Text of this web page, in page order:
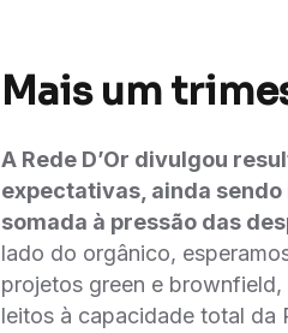
Mais um
A Rede D’Or divulgou
expectativas, ainda
somada à pressão das
lado do orgânico,
projetos green e
leitos à capacidade total da